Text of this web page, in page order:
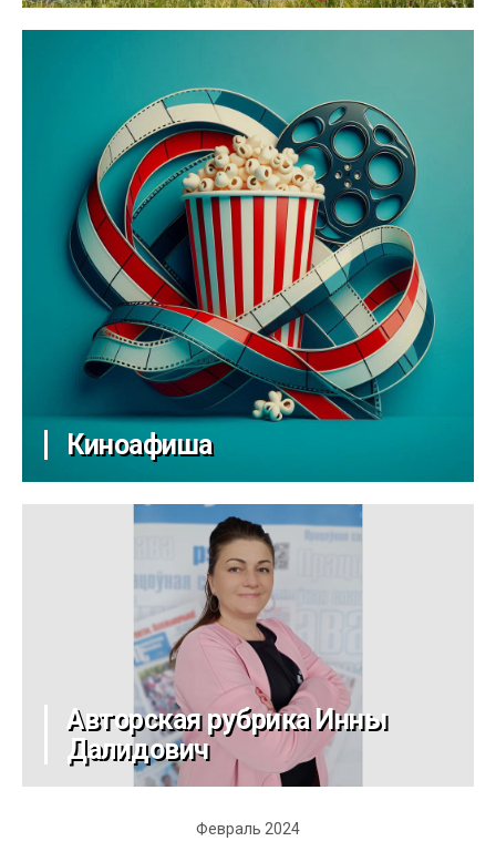
Киноафиша
Авторская рубрика Инны
Далидович
Февраль 2024